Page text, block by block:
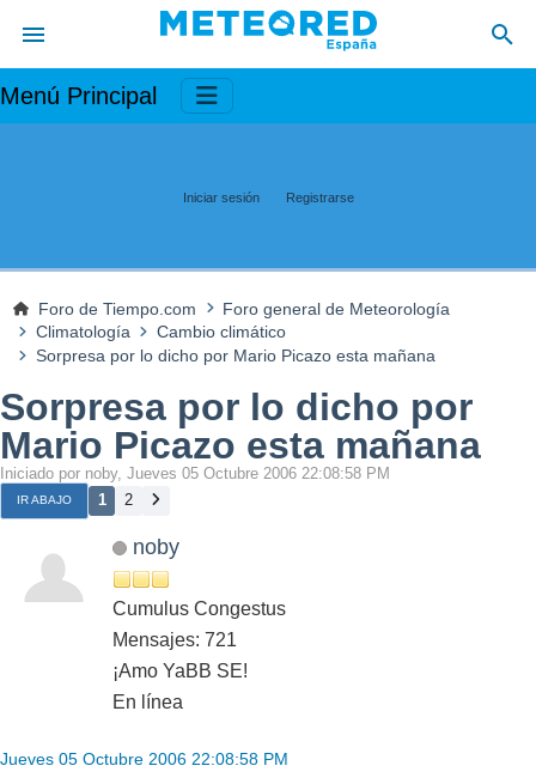
Menú Principal
Iniciar sesión Registrarse
Foro de Tiempo.com
Foro general de Meteorología
Climatología
Cambio climático
Sorpresa por lo dicho por Mario Picazo esta mañana
Sorpresa por lo dicho por
Mario Picazo esta mañana
Iniciado por noby, Jueves 05 Octubre 2006 22:08:58 PM
IR ABAJO 1 2
noby
Cumulus Congestus
Mensajes: 721
¡Amo YaBB SE!
En línea
Jueves 05 Octubre 2006 22:08:58 PM